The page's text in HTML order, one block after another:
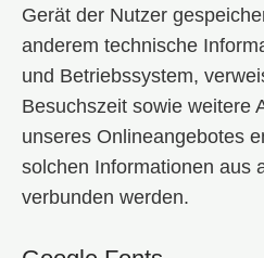
Gerät der Nutzer
anderem technische
und Betriebssystem,
Besuchszeit sowie weitere
unseres Onlineangebotes
solchen Informationen aus
verbunden werden.